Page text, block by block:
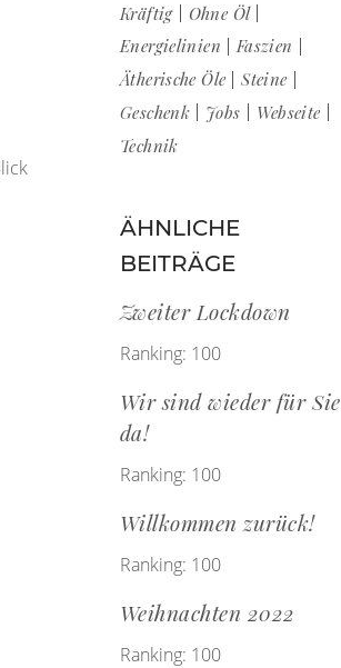
Kräftig
Ohne Öl
Energielinien
Faszien
Ätherische Öle
Steine
Geschenk
Jobs
Webseite
Technik
ÄHNLICHE
BEITRÄGE
Zweiter Lockdown
Ranking: 100
Wir sind wieder für Sie
da!
Ranking: 100
Willkommen zurück!
Ranking: 100
Weihnachten 2022
Ranking: 100